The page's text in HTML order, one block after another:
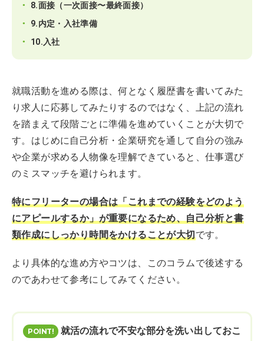
8.面接（一次面接〜最終面接）
9.内定・入社準備
10.入社
就職活動を進める際は、何となく履歴書を書いてみた
り求人に応募してみたりするのではなく、上記の流れ
を踏まえて段階ごとに準備を進めていくことが大切で
す。はじめに自己分析・企業研究を通して自分の強み
や企業が求める人物像を理解できていると、仕事選び
のミスマッチを避けられます。
特にフリーターの場合は「これまでの経験をどのよう
にアピールするか」が重要になるため、自己分析と書
類作成にしっかり時間をかけることが大切です。
より具体的な進め方やコツは、このコラムで後述する
のであわせて参考にしてみてください。
就活の流れで不安な部分を洗い出しておこ